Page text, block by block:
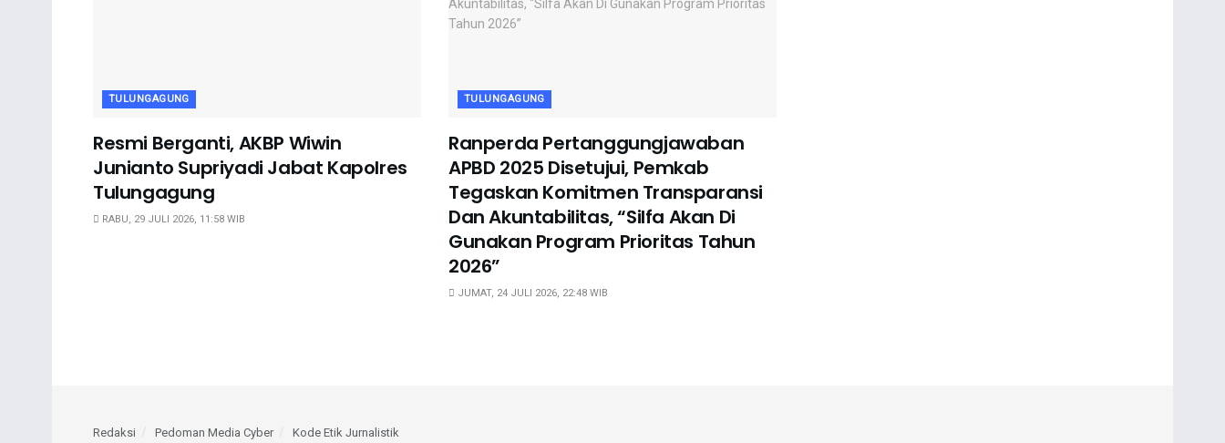
TULUNGAGUNG
Resmi Berganti, AKBP Wiwin
Junianto Supriyadi Jabat Kapolres
Tulungagung
RABU, 29 JULI 2026, 11:58 WIB
TULUNGAGUNG
Ranperda Pertanggungjawaban
APBD 2025 Disetujui, Pemkab
Tegaskan Komitmen Transparansi
Dan Akuntabilitas, “Silfa Akan Di
Gunakan Program Prioritas Tahun
2026”
JUMAT, 24 JULI 2026, 22:48 WIB
Redaksi Pedoman Media Cyber Kode Etik Jurnalistik